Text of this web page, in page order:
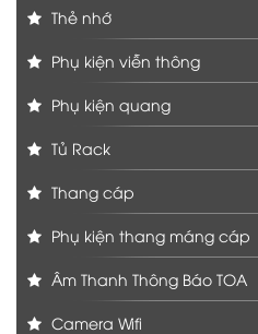
Thẻ nhớ
Phụ kiện viễn thông
Phụ kiện quang
Tủ Rack
Thang cáp
Phụ kiện thang máng cáp
Âm Thanh Thông Báo TOA
Camera Wifi